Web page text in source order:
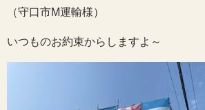
（守口市M運輸様）
いつものお約束からしますよ～